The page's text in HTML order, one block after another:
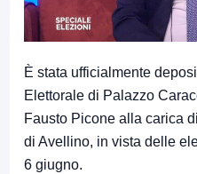
È stata ufficialmente
Elettorale di Palazzo
Fausto Picone alla carica
di Avellino, in vista delle
6 giugno.